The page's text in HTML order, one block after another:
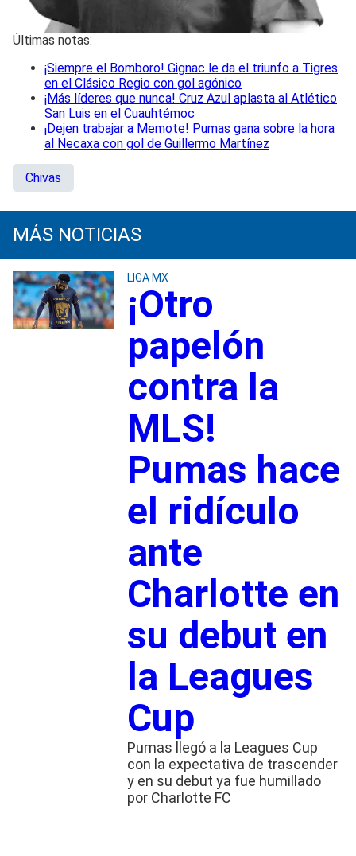
Últimas notas:
¡Siempre el Bomboro! Gignac le da el triunfo a Tigres
en el Clásico Regio con gol agónico
¡Más líderes que nunca! Cruz Azul aplasta al Atlético
San Luis en el Cuauhtémoc
¡Dejen trabajar a Memote! Pumas gana sobre la hora
al Necaxa con gol de Guillermo Martínez
Chivas
MÁS NOTICIAS
LIGA MX
¡Otro
papelón
contra la
MLS!
Pumas hace
el ridículo
ante
Charlotte en
su debut en
la Leagues
Cup
Pumas llegó a la Leagues Cup
con la expectativa de trascender
y en su debut ya fue humillado
por Charlotte FC